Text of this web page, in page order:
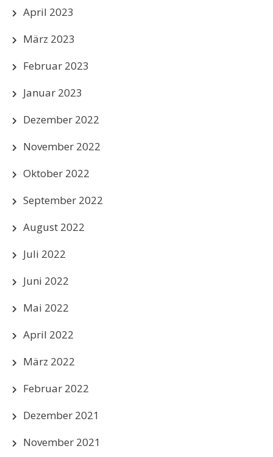
April 2023
März 2023
Februar 2023
Januar 2023
Dezember 2022
November 2022
Oktober 2022
September 2022
August 2022
Juli 2022
Juni 2022
Mai 2022
April 2022
März 2022
Februar 2022
Dezember 2021
November 2021